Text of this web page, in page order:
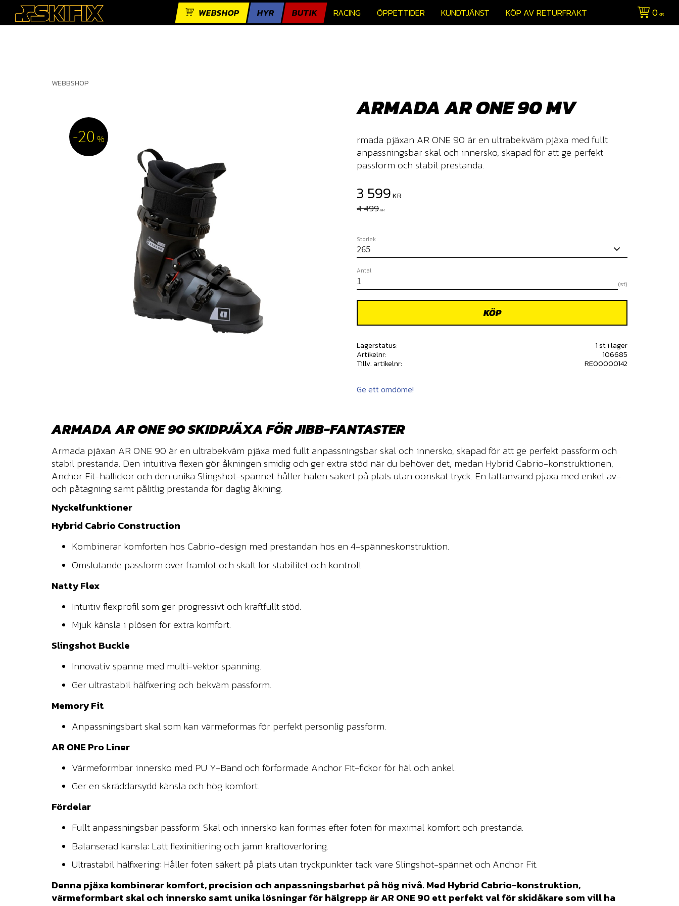
WEBSHOP HYR BUTIK RACING ÖPPETTIDER KUNDTJÄNST KÖP AV RETURFRAKT 0KR
WEBBSHOP
ARMADA AR ONE 90 MV
rmada pjäxan AR ONE 90 är en ultrabekväm pjäxa med fullt
anpassningsbar skal och innersko, skapad för att ge perfekt
passform och stabil prestanda.
20 %
Nedsatt pris:
3 599KR
Ordinarie pris:
4 499KR
Storlek
Antal
st
KÖP
Lagerstatus
1 st i lager
Artikelnr
106685
Tillv. artikelnr
RE00000142
Ge ett omdöme!
ARMADA AR ONE 90 SKIDPJÄXA FÖR JIBB-FANTASTER
Armada pjäxan AR ONE 90 är en ultrabekväm pjäxa med fullt anpassningsbar skal och innersko, skapad för att ge perfekt passform och
stabil prestanda. Den intuitiva flexen gör åkningen smidig och ger extra stöd när du behöver det, medan Hybrid Cabrio-konstruktionen,
Anchor Fit-hälfickor och den unika Slingshot-spännet håller hälen säkert på plats utan oönskat tryck. En lättanvänd pjäxa med enkel av-
och påtagning samt pålitlig prestanda för daglig åkning.
Nyckelfunktioner
Hybrid Cabrio Construction
Kombinerar komforten hos Cabrio-design med prestandan hos en 4-spänneskonstruktion.
Omslutande passform över framfot och skaft för stabilitet och kontroll.
Natty Flex
Intuitiv flexprofil som ger progressivt och kraftfullt stöd.
Mjuk känsla i plösen för extra komfort.
Slingshot Buckle
Innovativ spänne med multi-vektor spänning.
Ger ultrastabil hälfixering och bekväm passform.
Memory Fit
Anpassningsbart skal som kan värmeformas för perfekt personlig passform.
AR ONE Pro Liner
Värmeformbar innersko med PU Y-Band och förformade Anchor Fit-fickor för häl och ankel.
Ger en skräddarsydd känsla och hög komfort.
Fördelar
Fullt anpassningsbar passform: Skal och innersko kan formas efter foten för maximal komfort och prestanda.
Balanserad känsla: Lätt flexinitiering och jämn kraftöverföring.
Ultrastabil hälfixering: Håller foten säkert på plats utan tryckpunkter tack vare Slingshot-spännet och Anchor Fit.
Denna pjäxa kombinerar komfort, precision och anpassningsbarhet på hög nivå. Med Hybrid Cabrio-konstruktion,
värmeformbart skal och innersko samt unika lösningar för hälgrepp är AR ONE 90 ett perfekt val för skidåkare som vill ha